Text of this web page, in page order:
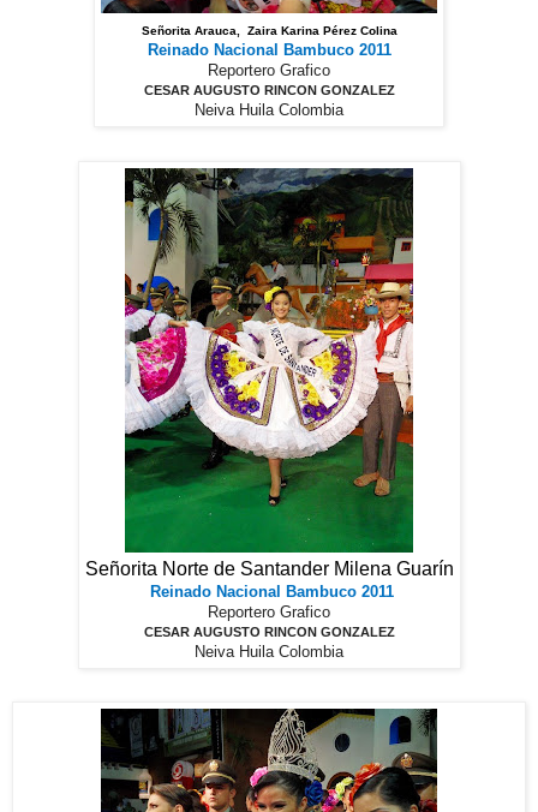
Señorita Arauca, Zaira Karina Pérez Colina
Reinado Nacional Bambuco 2011
Reportero Grafico
CESAR AUGUSTO RINCON GONZALEZ
Neiva Huila Colombia
Señorita Norte de Santander Milena Guarín
Reinado Nacional Bambuco 2011
Reportero Grafico
CESAR AUGUSTO RINCON GONZALEZ
Neiva Huila Colombia